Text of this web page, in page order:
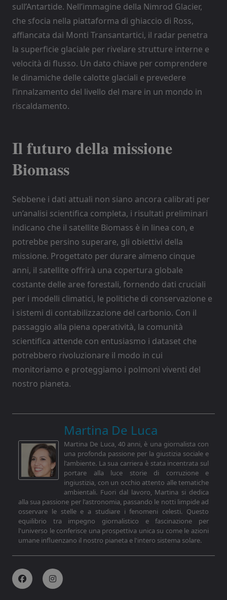
sull’Antartide. Nell’immagine della Nimrod Glacier,
che sfocia nella piattaforma di ghiaccio di Ross,
affiancata dai Monti Transantartici, il radar penetra
la superficie glaciale per rivelare strutture interne e
velocità di flusso. Un dato chiave per comprendere
le dinamiche delle calotte glaciali e prevedere
l’innalzamento del livello del mare in un mondo in
riscaldamento.
Il futuro della missione
Biomass
Sebbene i dati attuali non siano ancora calibrati per
un’analisi scientifica completa, i risultati preliminari
indicano che il satellite Biomass è in linea con, e
potrebbe persino superare, gli obiettivi della
missione. Progettato per durare almeno cinque
anni, il satellite offrirà una copertura globale
costante delle aree forestali, fornendo dati cruciali
per i modelli climatici, le politiche di conservazione e
i sistemi di contabilizzazione del carbonio. Con il
passaggio alla piena operatività, la comunità
scientifica attende con entusiasmo i dataset che
potrebbero rivoluzionare il modo in cui
monitoriamo e proteggiamo i polmoni viventi del
nostro pianeta.
Martina De Luca
Martina De Luca, 40 anni, è una giornalista con
una profonda passione per la giustizia sociale e
l'ambiente. La sua carriera è stata incentrata sul
portare alla luce storie di corruzione e
ingiustizia, con un occhio attento alle tematiche
ambientali. Fuori dal lavoro, Martina si dedica
alla sua passione per l'astronomia, passando le notti limpide ad
osservare le stelle e a studiare i fenomeni celesti. Questo
equilibrio tra impegno giornalistico e fascinazione per
l'universo le conferisce una prospettiva unica su come le azioni
umane influenzano il nostro pianeta e l'intero sistema solare.